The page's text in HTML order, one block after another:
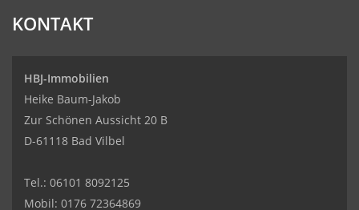
KONTAKT
HBJ-Immobilien
Heike Baum-Jakob
Zur Schönen Aussicht 20 B
D-61118 Bad Vilbel
Tel.: 06101 8092125
Mobil: 0176 72364869